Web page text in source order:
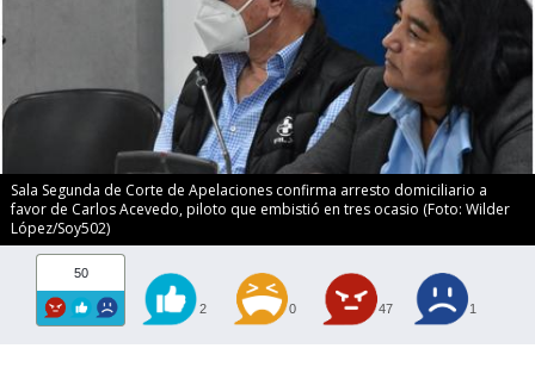
Sala Segunda de Corte de Apelaciones confirma arresto domiciliario a
favor de Carlos Acevedo, piloto que embistió en tres ocasio (Foto: Wilder
López/Soy502)
50
2 0 47 1